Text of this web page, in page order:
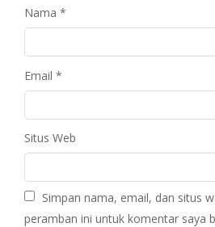
Nama *
Email *
Situs Web
Simpan nama, email, dan situs
peramban ini untuk komentar saya